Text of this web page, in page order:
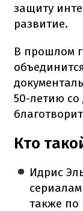
защиту
развитие.
В прошлом
50-летию
Кто
Идрис
также по